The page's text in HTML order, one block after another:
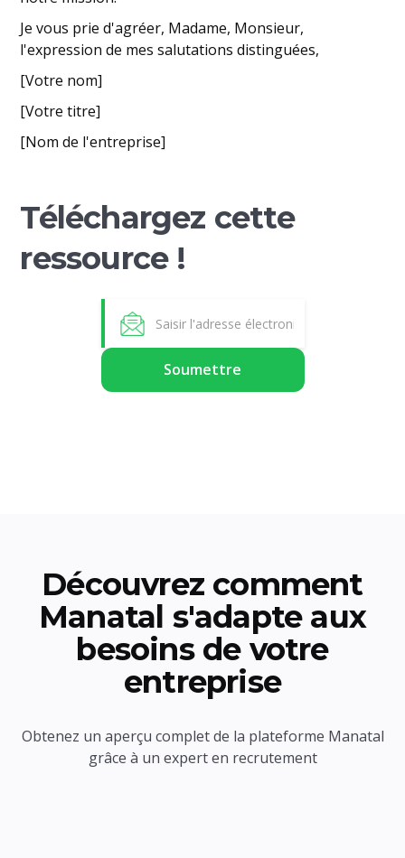
Je vous prie d'agréer, Madame, Monsieur,
l'expression de mes salutations distinguées,
[Votre nom]
[Votre titre]
[Nom de l'entreprise]
Téléchargez cette
ressource !
Découvrez comment
Manatal s'adapte aux
besoins de votre
entreprise
Obtenez un aperçu complet de la plateforme Manatal
grâce à un expert en recrutement